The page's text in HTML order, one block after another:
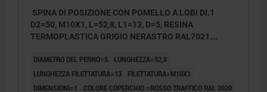
SPINA DI POSIZIONE CON POMELLO A LOBI DI.1
D2=50, M10X1, L=52,8, L1=13, D=5, RESINA
TERMOPLASTICA GRIGIO NERASTRO RAL7021,
COPERCHIO:ROSSO RAL3020
DIAMETRO DEL PERNO=5
LUNGHEZZA=52,8
LUNGHEZZA FILETTATURA=13
FILETTATURA=M10X1
DIMENSIONI=1
COLORE COPERCHIO =ROSSO TRAFFICO RAL 3020